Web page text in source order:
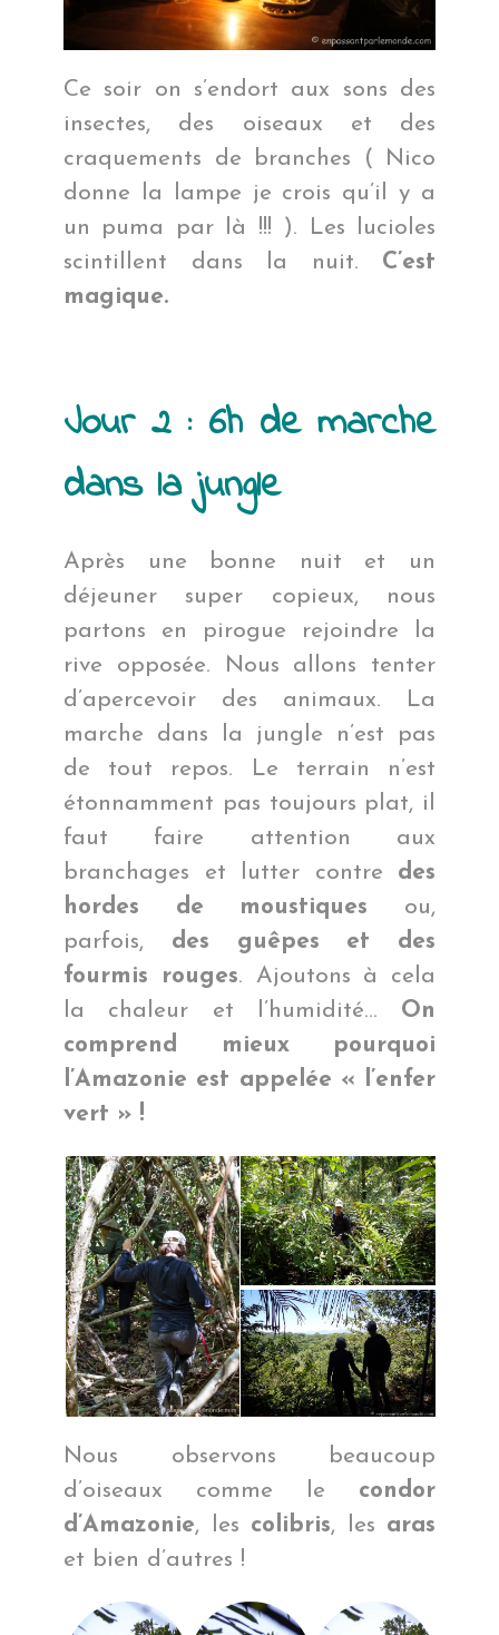
Ce soir on s’endort aux sons des
insectes, des oiseaux et des
craquements de branches ( Nico
donne la lampe je crois qu’il y a
un puma par là !!! ). Les lucioles
scintillent dans la nuit. C’est
magique.
Jour 2 : 6h de marche
dans la jungle
Après une bonne nuit et un
déjeuner super copieux, nous
partons en pirogue rejoindre la
rive opposée. Nous allons tenter
d’apercevoir des animaux. La
marche dans la jungle n’est pas
de tout repos. Le terrain n’est
étonnamment pas toujours plat, il
faut faire attention aux
branchages et lutter contre des
hordes de moustiques ou,
parfois, des guêpes et des
fourmis rouges. Ajoutons à cela
la chaleur et l’humidité… On
comprend mieux pourquoi
l’Amazonie est appelée « l’enfer
vert » !
Nous observons beaucoup
d’oiseaux comme le condor
d’Amazonie, les colibris, les aras
et bien d’autres !